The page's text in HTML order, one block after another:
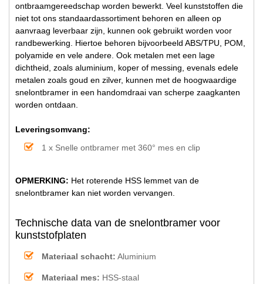
ontbraamgereedschap worden bewerkt. Veel kunststoffen die
niet tot ons standaardassortiment behoren en alleen op
aanvraag leverbaar zijn, kunnen ook gebruikt worden voor
randbewerking. Hiertoe behoren bijvoorbeeld ABS/TPU, POM,
polyamide en vele andere. Ook metalen met een lage
dichtheid, zoals aluminium, koper of messing, evenals edele
metalen zoals goud en zilver, kunnen met de hoogwaardige
snelontbramer in een handomdraai van scherpe zaagkanten
worden ontdaan.
Leveringsomvang:
1 x Snelle ontbramer met 360° mes en clip
OPMERKING: Het roterende HSS lemmet van de
snelontbramer kan niet worden vervangen.
Technische data van de snelontbramer voor
kunststofplaten
Materiaal schacht: Aluminium
Materiaal mes: HSS-staal